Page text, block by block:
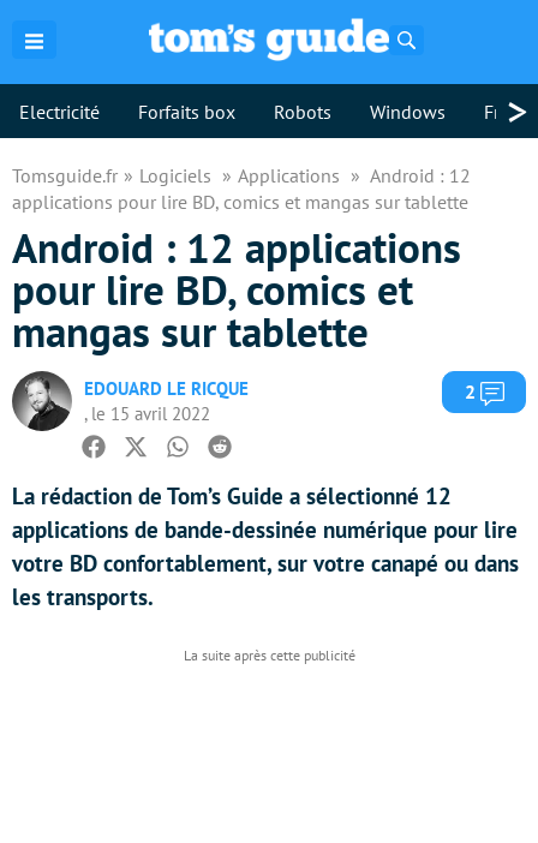
Electricité Forfaits box Robots Windows >
Tomsguide.fr Logiciels Applications
Android : 12
applications pour lire BD, comics et mangas sur tablette
Android : 12 applications
pour lire BD, comics et
mangas sur tablette
EDOUARD LE RICQUE
, le 15 avril 2022
2
Facebook
TwitterWhatsapp
Reddit
La rédaction de Tom’s Guide a sélectionné 12
applications de bande-dessinée numérique pour lire
votre BD confortablement, sur votre canapé ou dans
les transports.